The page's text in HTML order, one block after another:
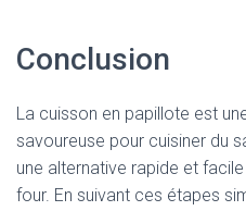
Conclusion
La cuisson en papillote est
savoureuse pour cuisiner du
une alternative rapide et
four. En suivant ces étapes